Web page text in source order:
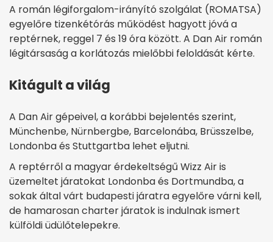
A román légiforgalom-irányító szolgálat (ROMATSA)
egyelőre tizenkétórás működést hagyott jóvá a
reptérnek, reggel 7 és 19 óra között. A Dan Air román
légitársaság a korlátozás mielőbbi feloldását kérte.
Kitágult a világ
A Dan Air gépeivel, a korábbi bejelentés szerint,
Münchenbe, Nürnbergbe, Barcelonába, Brüsszelbe,
Londonba és Stuttgartba lehet eljutni.
A reptérről a magyar érdekeltségű Wizz Air is
üzemeltet járatokat Londonba és Dortmundba, a
sokak által várt budapesti járatra egyelőre várni kell,
de hamarosan charter járatok is indulnak ismert
külföldi üdülőtelepekre.